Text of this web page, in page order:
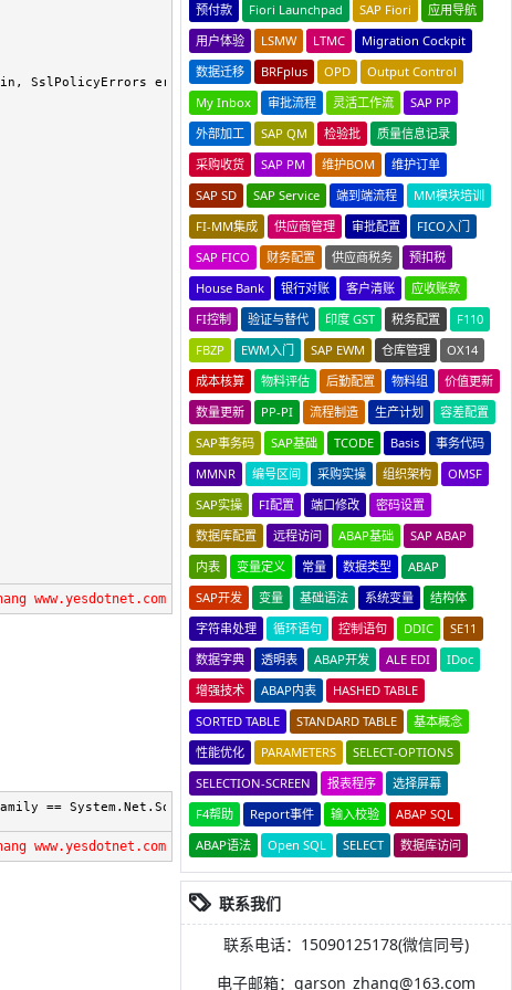
SslPolicyErrors errors) => true;
www.yesdotnet.com
==
www.yesdotnet.com
预付款
Fiori Launchpad SAP Fiori
应用导航
用户体验
LSMW LTMC
Migration Cockpit
数据迁移
BRFplus OPD
Output Control
My Inbox
审批流程 灵活工作流
SAP PP
外部加工
SAP QM 检验批
质量信息记录
采购收货
SAP PM 维护BOM
维护订单
SAP SD
SAP Service 端到端流程
MM模块培训
FI-MM集成
供应商管理 审批配置
FICO入门
SAP FICO
财务配置 供应商税务
预扣税
House Bank
银行对账 客户清账
应收账款
FI控制
验证与替代 印度 GST 税务配置
F110
FBZP
EWM入门 SAP EWM 仓库管理
OX14
成本核算
物料评估 后勤配置 物料组
价值更新
数量更新
PP-PI 流程制造 生产计划
容差配置
SAP事务码
SAP基础 TCODE Basis
事务代码
MMNR
编号区间 采购实操 组织架构
OMSF
SAP实操
FI配置 端口修改
密码设置
数据库配置
远程访问 ABAP基础
SAP ABAP
内表
变量定义 常量 数据类型
ABAP
SAP开发
变量 基础语法 系统变量
结构体
字符串处理
循环语句 控制语句 DDIC
SE11
数据字典
透明表 ABAP开发 ALE EDI
IDoc
增强技术
ABAP内表
HASHED TABLE
SORTED TABLE
STANDARD TABLE
基本概念
性能优化
PARAMETERS
SELECT-OPTIONS
SELECTION-SCREEN
报表程序
选择屏幕
F4帮助
Report事件 输入校验
ABAP SQL
ABAP语法
Open SQL SELECT 数据库访问
联系我们
联系电话：15090125178(微信同号)
电子邮箱：garson_zhang@163.com